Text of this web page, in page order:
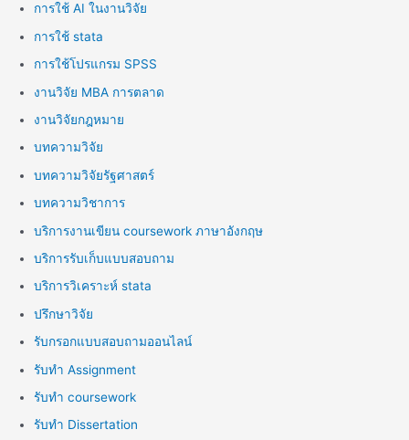
การใช้ AI ในงานวิจัย
การใช้ stata
การใช้โปรแกรม SPSS
งานวิจัย MBA การตลาด
งานวิจัยกฎหมาย
บทความวิจัย
บทความวิจัยรัฐศาสตร์
บทความวิชาการ
บริการงานเขียน coursework ภาษาอังกฤษ
บริการรับเก็บแบบสอบถาม
บริการวิเคราะห์ stata
ปรึกษาวิจัย
รับกรอกแบบสอบถามออนไลน์
รับทำ Assignment
รับทำ coursework
รับทำ Dissertation